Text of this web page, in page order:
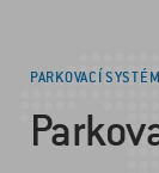
PARKOVACÍ